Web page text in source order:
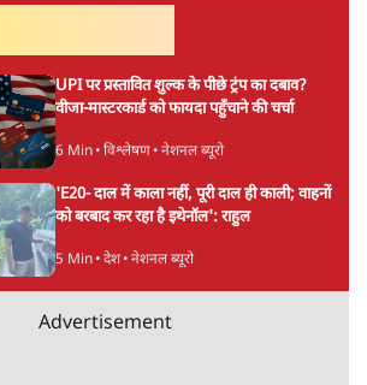
UPI पर प्रस्तावित शुल्क के पीछे ट्रंप का दबाव?
वीजा-मास्टरकार्ड को फायदा पहुँचाने की चर्चा
6 Min• विश्लेषण• नेशनल ब्यूरो
'E20- दाल में काला नहीं, पूरी दाल ही काली; वाहनों
को बरबाद कर रहा है इथेनॉल': राहुल
5 Min• देश• नेशनल ब्यूरो
Advertisement